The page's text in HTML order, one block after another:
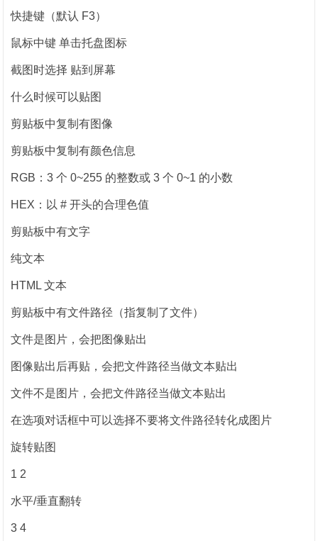
快捷键（默认 F3）
鼠标中键 单击托盘图标
截图时选择 贴到屏幕
什么时候可以贴图
剪贴板中复制有图像
剪贴板中复制有颜色信息
RGB：3 个 0~255 的整数或 3 个 0~1 的小数
HEX：以 # 开头的合理色值
剪贴板中有文字
纯文本
HTML 文本
剪贴板中有文件路径（指复制了文件）
文件是图片，会把图像贴出
图像贴出后再贴，会把文件路径当做文本贴出
文件不是图片，会把文件路径当做文本贴出
在选项对话框中可以选择不要将文件路径转化成图片
旋转贴图
1 2
水平/垂直翻转
3 4